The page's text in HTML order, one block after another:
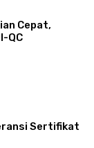
Cepat,
QC
Sertifikat